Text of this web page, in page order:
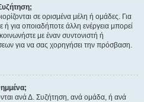
σε ορισμένα μέλη ή ομάδες. Για
ή για οποιαδήποτε άλλη ενέργεια μπορεί
με έναν συντονιστή ή
για να σας χορηγήσει την πρόσβαση.
ανά Δ. Συζήτηση, ανά ομάδα, ή ανά